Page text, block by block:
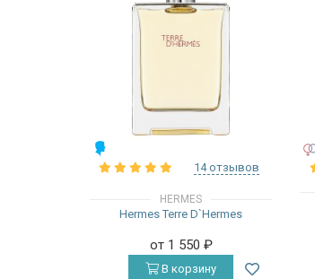
14 отзывов
HERMES
Hermes Terre D`Hermes
от 1 550 ₽
В корзину